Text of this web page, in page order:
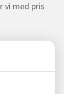
vi med pris